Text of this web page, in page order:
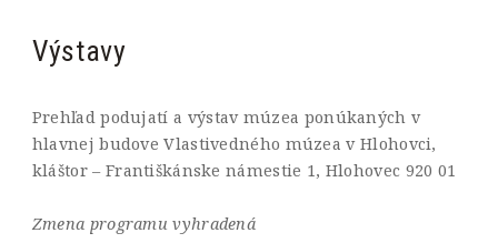
Výstavy
Prehľad podujatí a výstav múzea ponúkaných v
hlavnej budove Vlastivedného múzea v Hlohovci,
kláštor – Františkánske námestie 1, Hlohovec 920 01
Zmena programu vyhradená